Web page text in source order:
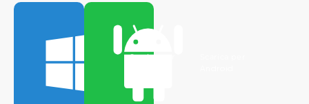
Scarica per